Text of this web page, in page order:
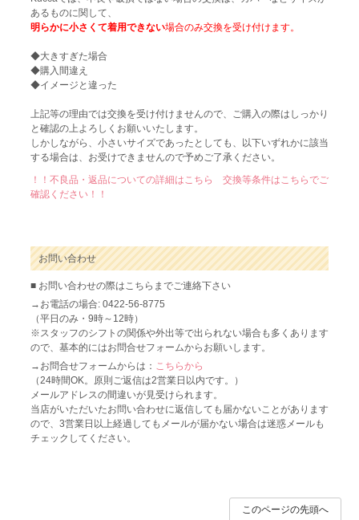
あるものに関して、
明らかに小さくて着用できない場合のみ交換を受け付けます。
◆大きすぎた場合
◆購入間違え
◆イメージと違った
上記等の理由では交換を受け付けませんので、ご購入の際はしっかり
と確認の上よろしくお願いいたします。
しかしながら、小さいサイズであったとしても、以下いずれかに該当
する場合は、お受けできませんので予めご了承ください。
！！不良品・返品についての詳細はこちら 交換等条件はこちらでご
確認ください！！
お問い合わせ
■ お問い合わせの際はこちらまでご連絡下さい
→お電話の場合: 0422-56-8775
（平日のみ・9時～12時）
※スタッフのシフトの関係や外出等で出られない場合も多くあります
ので、基本的にはお問合せフォームからお願いします。
→お問合せフォームからは： こちらから
（24時間OK。原則ご返信は2営業日以内です。）
メールアドレスの間違いが見受けられます。
当店がいただいたお問い合わせに返信しても届かないことがあります
ので、3営業日以上経過してもメールが届かない場合は迷惑メールも
チェックしてください。
このページの先頭へ